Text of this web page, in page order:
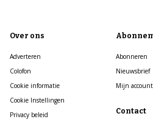
Over ons
Adverteren
Colofon
Cookie informatie
Cookie Instellingen
Privacy beleid
Abonneren
Nieuwsbrief
Mijn account
Contact